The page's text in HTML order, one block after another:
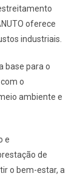
oferece
industriais.
base para o
o
ambiente e
e
de
o bem-estar, a